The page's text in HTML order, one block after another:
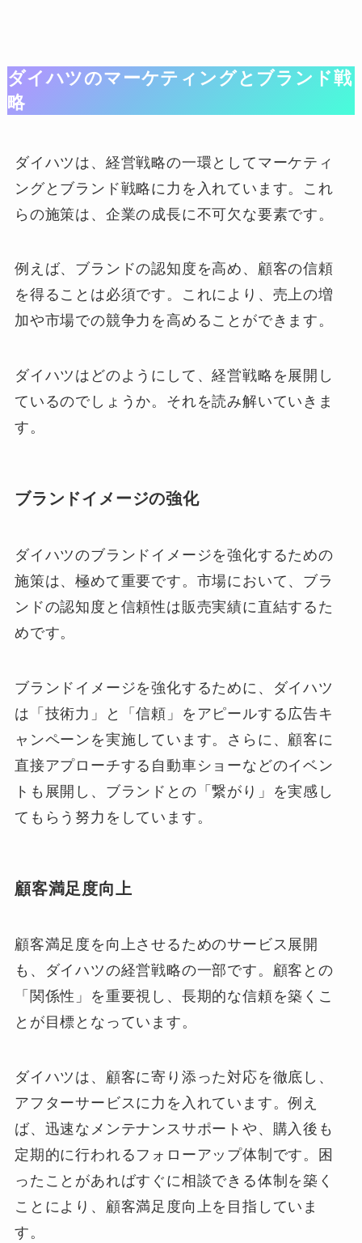
ダイハツのマーケティングとブランド戦
略
ダイハツは、経営戦略の一環としてマーケティ
ングとブランド戦略に力を入れています。これ
らの施策は、企業の成長に不可欠な要素です。
例えば、ブランドの認知度を高め、顧客の信頼
を得ることは必須です。これにより、売上の増
加や市場での競争力を高めることができます。
ダイハツはどのようにして、経営戦略を展開し
ているのでしょうか。それを読み解いていきま
す。
ブランドイメージの強化
ダイハツのブランドイメージを強化するための
施策は、極めて重要です。市場において、ブラ
ンドの認知度と信頼性は販売実績に直結するた
めです。
ブランドイメージを強化するために、ダイハツ
は「技術力」と「信頼」をアピールする広告キ
ャンペーンを実施しています。さらに、顧客に
直接アプローチする自動車ショーなどのイベン
トも展開し、ブランドとの「繋がり」を実感し
てもらう努力をしています。
顧客満足度向上
顧客満足度を向上させるためのサービス展開
も、ダイハツの経営戦略の一部です。顧客との
「関係性」を重要視し、長期的な信頼を築くこ
とが目標となっています。
ダイハツは、顧客に寄り添った対応を徹底し、
アフターサービスに力を入れています。例え
ば、迅速なメンテナンスサポートや、購入後も
定期的に行われるフォローアップ体制です。困
ったことがあればすぐに相談できる体制を築く
ことにより、顧客満足度向上を目指していま
す。